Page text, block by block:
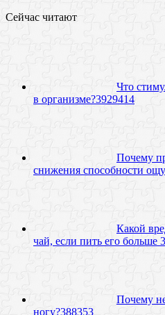
Сейчас читают
Что
в организме?3929414
Почему
снижения способности
Какой
чай, если пить его больше
Почему
ногу?388353